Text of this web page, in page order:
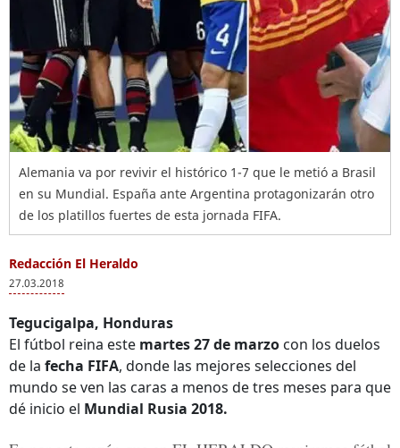
Alemania va por revivir el histórico 1-7 que le metió a Brasil
en su Mundial. España ante Argentina protagonizarán otro
de los platillos fuertes de esta jornada FIFA.
Redacción El Heraldo
27.03.2018
Tegucigalpa, Honduras
El fútbol reina este martes 27 de marzo con los duelos
de la fecha FIFA, donde las mejores selecciones del
mundo se ven las caras a menos de tres meses para que
dé inicio el Mundial Rusia 2018.